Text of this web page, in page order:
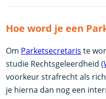
Hoe word je een
Om Parketsecretaris te
studie Rechtsgeleerdheid (
voorkeur strafrecht als
je hierna dan nog een